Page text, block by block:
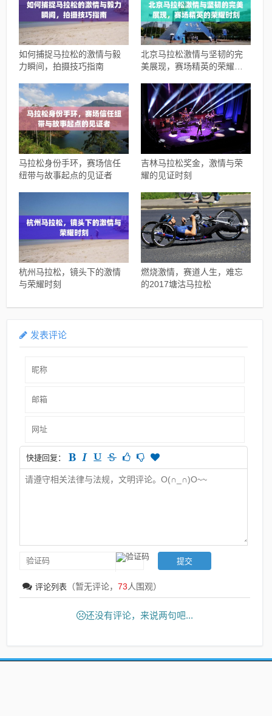
如何捕捉马拉松的激情与毅
力瞬间，拍摄技巧指南
北京马拉松激情与坚韧的完
美展现，赛场精英的荣耀时
马拉松身份手环，赛场信任
纽带与故事起点的见证者
吉林马拉松奖金，激情与荣
耀的见证时刻
杭州马拉松，镜头下的激情
与荣耀时刻
燃烧激情，赛道人生，难忘
的2017塘沽马拉松
发表评论
快捷回复：
评论列表 （暂无评论，73人围观）
还没有评论，来说两句吧...